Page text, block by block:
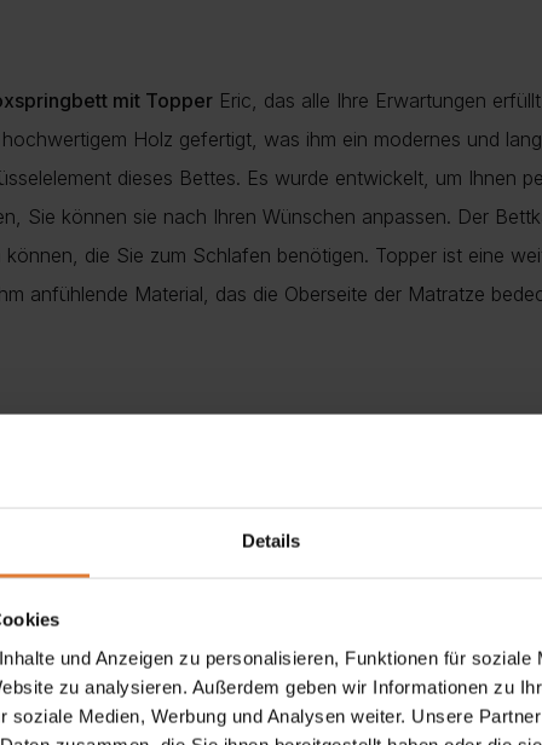
Details
und Anzeigen zu personalisieren, Funktionen für soziale
zu analysieren. Außerdem geben wir Informationen zu
soziale Medien, Werbung und Analysen weiter. Unsere
mit Topper Eric, das alle Ihre Erwartungen
Holz gefertigt, was ihm ein modernes und
dieses Bettes. Es wurde entwickelt, um Ihnen
Sie können sie nach Ihren Wünschen anpassen. Der
die Sie zum Schlafen benötigen. Topper ist eine
anfühlende Material, das die Oberseite der Matratze
und angenehm anfühlt, gleichzeitig stark und